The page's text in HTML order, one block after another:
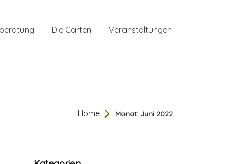
Die Gärten Veranstaltungen
Home Monat: Juni 2022